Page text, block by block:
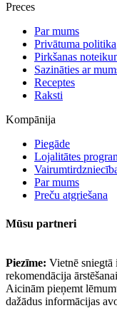
Preces
Par mums
Privātuma politika
Pirkšanas
Sazināties ar
Receptes
Raksti
Kompānija
Piegāde
Lojalitātes
Par mums
Preču atgriešana
Mūsu partneri
Piezīme: Vietnē sniegtā
rekomendācija
Aicinām pieņemt
dažādus informācijas